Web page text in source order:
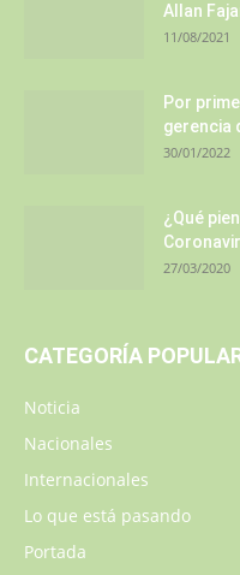
Allan
11/08/2021
Por
gerencia
30/01/2022
¿Qué
27/03/2020
CATEGORÍA
Noticia
Nacionales
Internacionales
Lo que está pasando
Portada